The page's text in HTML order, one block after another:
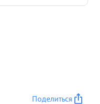
и четкой
Поделиться